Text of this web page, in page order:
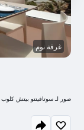
غرفة نوم
صور لـ سوتافينتو بيتش كلوب